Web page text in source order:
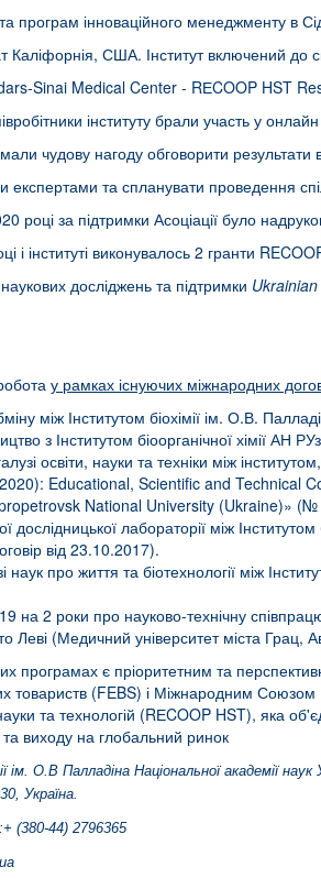
програм інноваційного менеджменту в
США. Інститут включений до
Sinai Medical Center - RЕCOOP HST
інституту брали участь у
чудову нагоду обговорити результати
та спланувати проведення
році за підтримки Асоціації було
інституті виконувалось 2 гранти
досліджень та підтримки Ukrainian
у рамках існуючих міжнародних
між Інститутом біохімії ім. О.В.
з Інститутом біоорганічної хімії АН
освіти, науки та техніки між
Educational, Scientific and Technical
National University (Ukraine)»
дослідницької лабораторії між
від 23.10.2017).
наук про життя та біотехнології між
на 2 роки про науково-технічну
Леві (Медичний університет міста Грац,
програмах є пріоритетним та
товариств (FEBS) і Міжнародним Союзом
та технологій (RЕCOOP HST), яка
та виходу на глобальний ринок
ім. О.В Палладіна Національної академії наук
Україна.
(380-44) 2796365